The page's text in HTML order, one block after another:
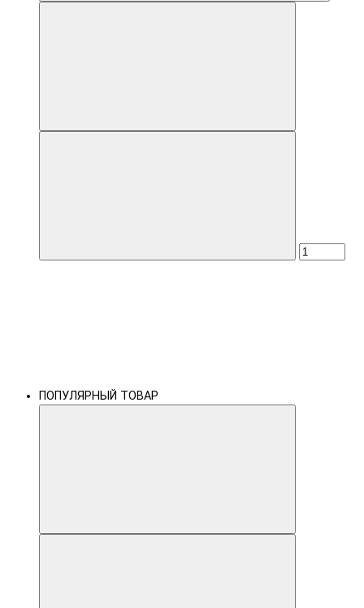
ПОПУЛЯРНЫЙ ТОВАР